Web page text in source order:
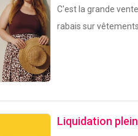
C'est la grande
rabais sur
Liquidation